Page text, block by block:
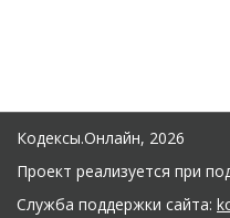
Кодексы.Онлайн, 2026
Проект реализуется при
Служба поддержки сайта: